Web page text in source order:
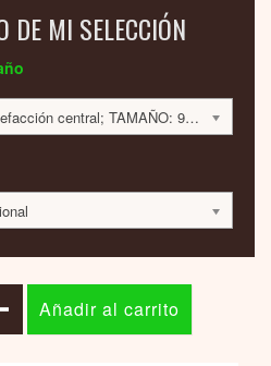
DE MI SELECCIÓN
TIPO: Para sistema de calefacción central; TAMAÑO: 900x498x90mm; 300 VATIOS; 2914 EUR